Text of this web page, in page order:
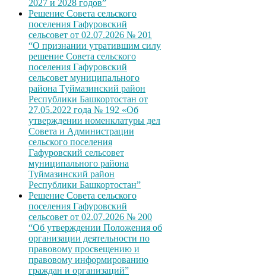
2027 и 2028 годов”
Решение Совета сельского
поселения Гафуровский
сельсовет от 02.07.2026 № 201
“О признании утратившим силу
решение Совета сельского
поселения Гафуровский
сельсовет муниципального
района Туймазинский район
Республики Башкортостан от
27.05.2022 года № 192 «Об
утверждении номенклатуры дел
Совета и Администрации
сельского поселения
Гафуровский сельсовет
муниципального района
Туймазинский район
Республики Башкортостан”
Решение Совета сельского
поселения Гафуровский
сельсовет от 02.07.2026 № 200
“Об утверждении Положения об
организации деятельности по
правовому просвещению и
правовому информированию
граждан и организаций”